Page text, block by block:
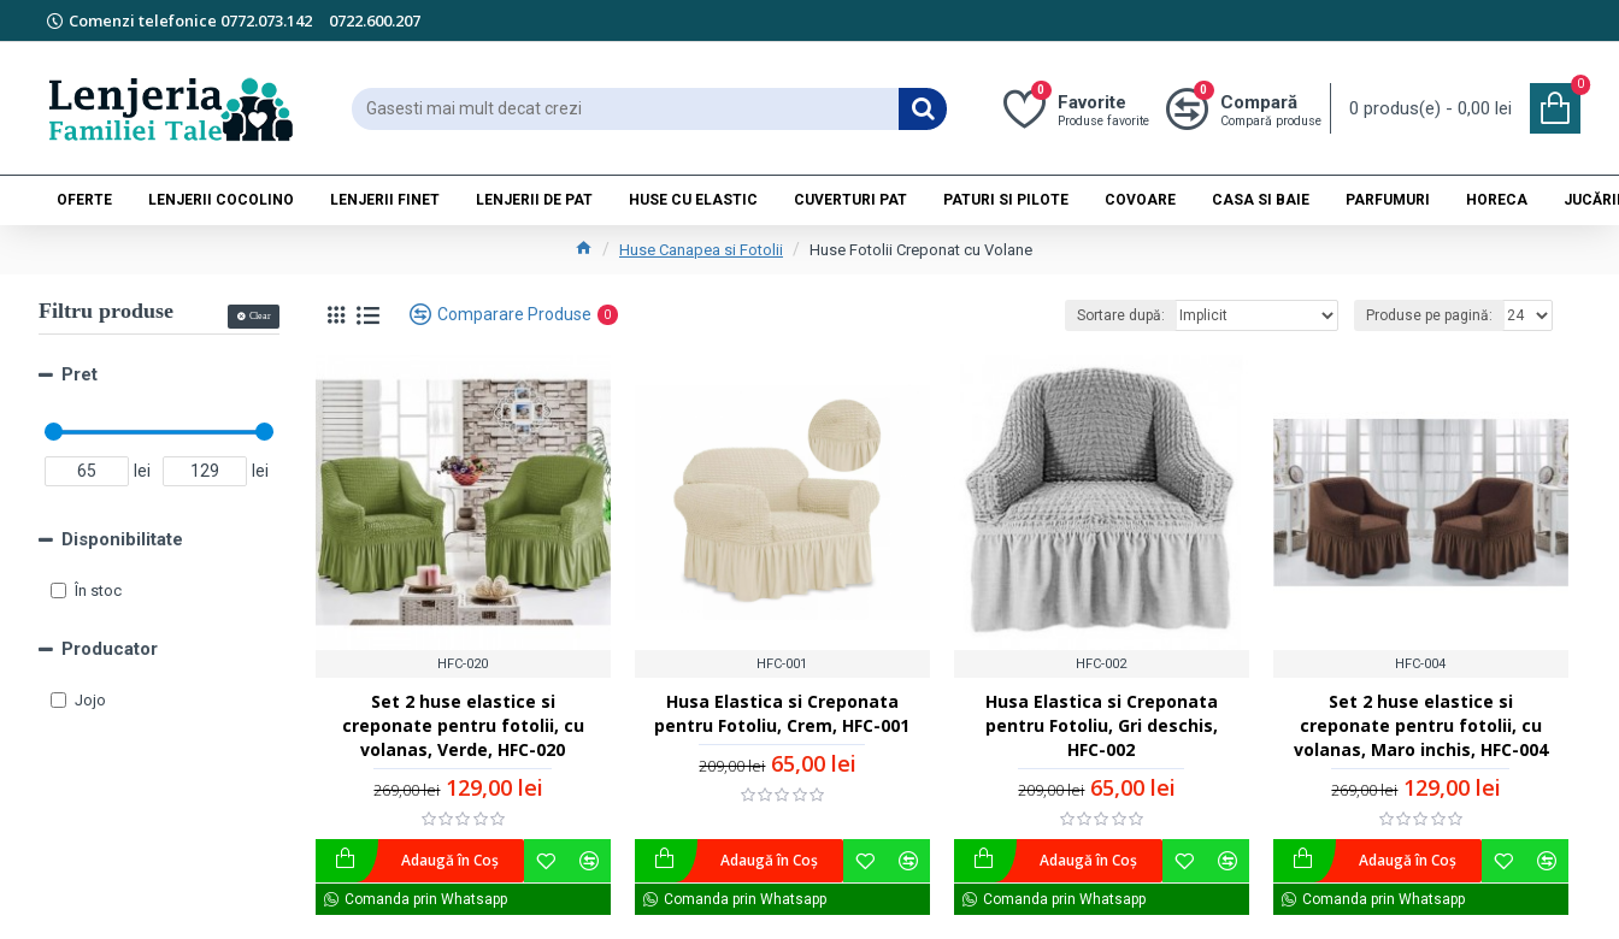
Comenzi telefonice 0772.073.142 0722.600.207
Favorite
Produse favorite
0
Compară
Compară produse
0
0 produs(e) - 0,00 lei
0
OFERTE LENJERII COCOLINO LENJERII FINET LENJERII DE PAT HUSE CU ELASTIC CUVERTURI PAT PATURI SI PILOTE COVOARE CASA SI BAIE PARFUMURI HORECA
Huse Canapea si Fotolii Huse Fotolii Creponat cu Volane
Filtru produse Clear
Pret
lei lei
Producator
Jojo
Disponibilitate
În stoc
Comparare Produse 0 Sortare după: Produse pe pagină:
HFC-020
Set 2 huse elastice si
creponate pentru fotolii, cu
volanas, Verde, HFC-020
269,00 lei 129,00 lei
Adaugă în Coş
Comanda prin Whatsapp
HFC-001
Husa Elastica si Creponata
pentru Fotoliu, Crem, HFC-001
209,00 lei 65,00 lei
Adaugă în Coş
Comanda prin Whatsapp
HFC-002
Husa Elastica si Creponata
pentru Fotoliu, Gri deschis,
HFC-002
209,00 lei 65,00 lei
Adaugă în Coş
Comanda prin Whatsapp
HFC-004
Set 2 huse elastice si
creponate pentru fotolii, cu
volanas, Maro inchis, HFC-004
269,00 lei 129,00 lei
Adaugă în Coş
Comanda prin Whatsapp